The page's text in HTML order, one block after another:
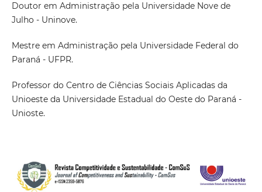
Doutor em Administração pela Universidade Nove de
Julho - Uninove.
Mestre em Administração pela Universidade Federal do
Paraná - UFPR.
Professor do Centro de Ciências Sociais Aplicadas da
Unioeste da Universidade Estadual do Oeste do Paraná -
Unioste.